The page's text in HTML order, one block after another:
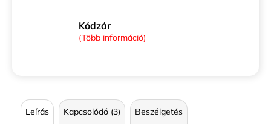
Kódzár
(Több információ)
Leírás Kapcsolódó (3) Beszélgetés